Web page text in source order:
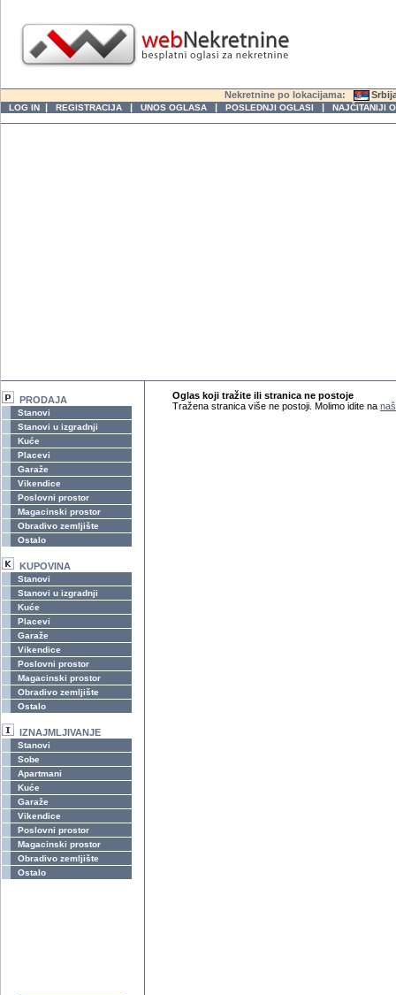
Nekretnine po lokacijama:
LOG IN | REGISTRACIJA | UNOS OGLASA | POSLEDNJI OGLASI | NAJČITANIJI
PRODAJA
Stanovi
Stanovi u izgradnji
Kuće
Placevi
Garaže
Vikendice
Poslovni prostor
Magacinski prostor
Obradivo zemljište
Ostalo
KUPOVINA
Stanovi
Stanovi u izgradnji
Kuće
Placevi
Garaže
Vikendice
Poslovni prostor
Magacinski prostor
Obradivo zemljište
Ostalo
IZNAJMLJIVANJE
Stanovi
Sobe
Apartmani
Kuće
Garaže
Vikendice
Poslovni prostor
Magacinski prostor
Obradivo zemljište
Ostalo
Oglas koji tražite ili stranica ne postoje
Tražena stranica više ne postoji. Molimo idite na